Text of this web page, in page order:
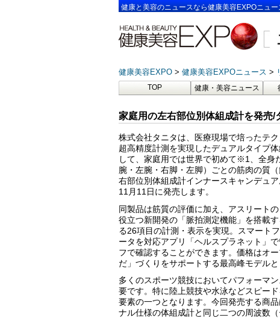
健康と美容のニュースなら健康美容EXPOニュー
健康美容EXPO 健康美容EXPOニュース
TOP 健康・美容ニュース
家庭用の左右部位別体組成計を発売/
株式会社タニタは、医療現場で培ったテ
超高精度計測を実現したデュアルタイプ
して、家庭用では世界で初めて※1、全身
腕・左腕・右脚・左脚）ごとの筋肉の質
右部位別体組成計インナースキャンデュア
11月11日に発売します。
同製品は筋質の評価に加え、アスリート
役立つ新開発の「脈拍測定機能」を搭載
る26項目の計測・表示を実現。スマート
ータを対応アプリ「ヘルスプラネット」
フで確認することができます。価格はオ
だ」づくりをサポートする最高峰モデル
多くのスポーツ競技においてパフォーマ
要です。特に陸上競技や水泳などスピー
要素の一つとなります。今回発売する商
ナル仕様の体組成計と同じ二つの周波数